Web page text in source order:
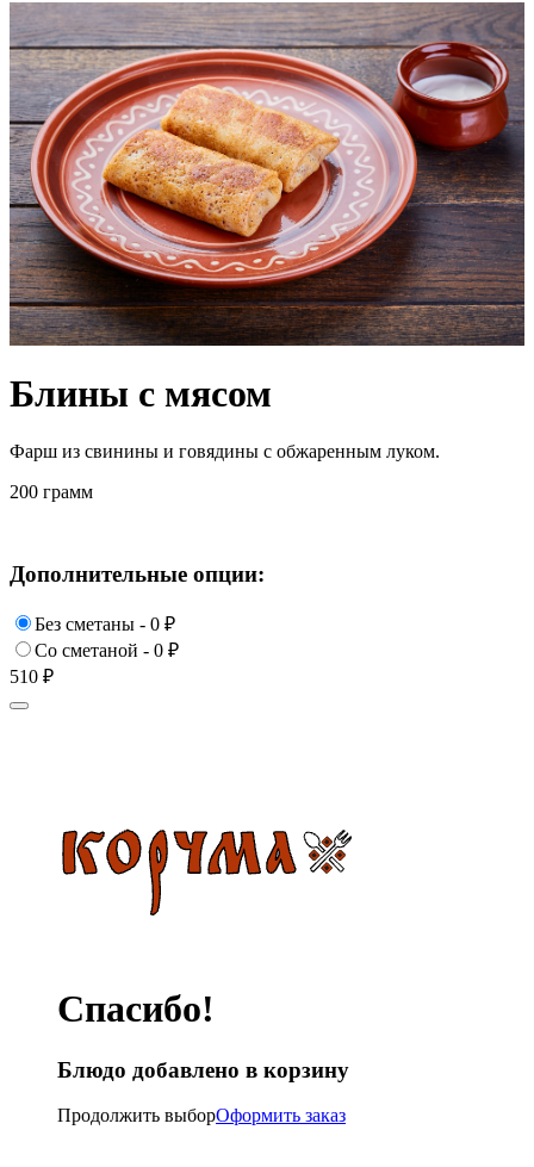
Блины с мясом
Фарш из свинины и говядины с обжаренным луком.
200 грамм
Дополнительные опции:
Без сметаны - 0 ₽
Со сметаной - 0 ₽
510 ₽
Спасибо!
Блюдо добавлено в корзину
Продолжить выборОформить заказ